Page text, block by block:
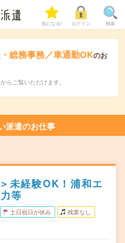
気になる! ログイン 検索
総務事務／車通勤OKのお
からご覧いただけます。
派遣のお仕事
未経験OK！浦和エ
等
土日祝日が休み 残業なし